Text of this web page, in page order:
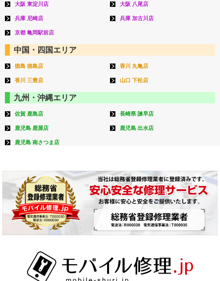
大阪 東淀川店 大阪 八尾店
兵庫 尼崎店 兵庫 加古川店
京都 亀岡駅前店
中国・四国エリア
徳島 徳島店 香川 丸亀店
香川 三豊店 山口 下松店
九州・沖縄エリア
佐賀 鹿島店 長崎県 諫早店
鹿児島 鹿屋店 鹿児島 出水店
鹿児島 南さつま店